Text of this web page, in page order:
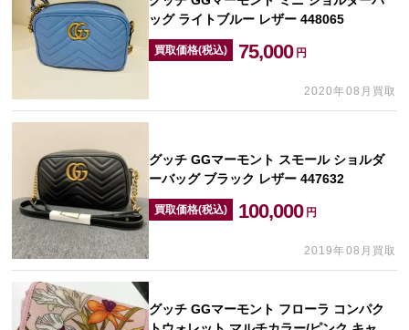
ッグ ライトブルー レザー 448065
買取価格(税込) 75,000 円
2020年08月買取
グッチ GGマーモント スモール ショルダ
ーバッグ ブラック レザー 447632
買取価格(税込) 100,000 円
2019年08月買取
グッチ GGマーモント フローラ コンパク